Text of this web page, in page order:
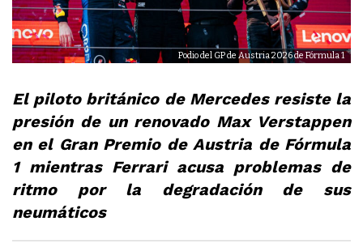
Podio del GP de Austria 2026 de Fórmula 1
El piloto británico de Mercedes resiste la
presión de un renovado Max Verstappen
en el Gran Premio de Austria de Fórmula
1 mientras Ferrari acusa problemas de
ritmo por la degradación de sus
neumáticos